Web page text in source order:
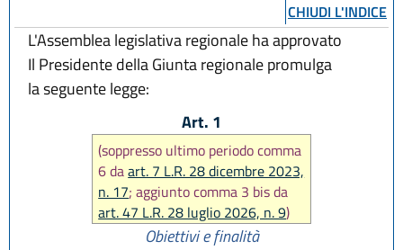
CHIUDI L'INDICE
L'Assemblea legislativa regionale ha approvato
Il Presidente della Giunta regionale promulga
la seguente legge:
Art. 1
(soppresso ultimo periodo comma
6 daart. 7 L.R. 28 dicembre 2023,
n. 17; aggiunto comma 3 bis da
art. 47 L.R. 28 luglio 2026, n. 9)
Obiettivi e finalità